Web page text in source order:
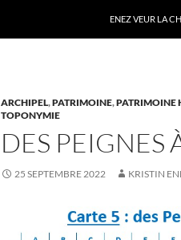
ENEZ VEUR LA
ARCHIPEL,PATRIMOINE,PATRIMOINE
TOPONYMIE
DES PEIGNES
25 SEPTEMBRE 2022 KRISTIN